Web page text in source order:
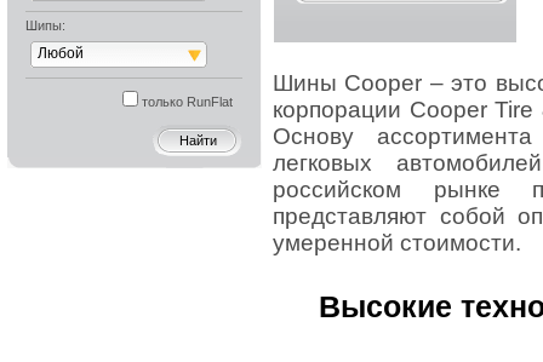
Шипы:
Любой
только RunFlat
Шины Cooper – это
корпорации Cooper
Основу
легковых
российском рынке
представляют собой
умеренной стоимости.
Высокие